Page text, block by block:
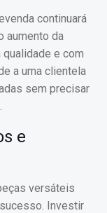
continuará
aumento da
e com
a uma clientela
sem precisar
e
versáteis
Investir